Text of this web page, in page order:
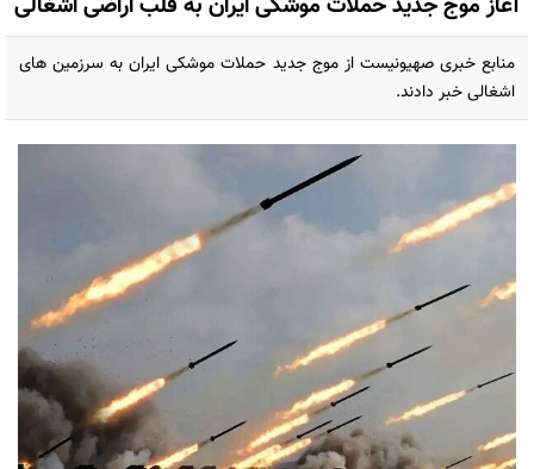
منابع خبری صهیونیست از موج جدید حملات موشکی ایران به سرزمین های
اشغالی خبر دادند.